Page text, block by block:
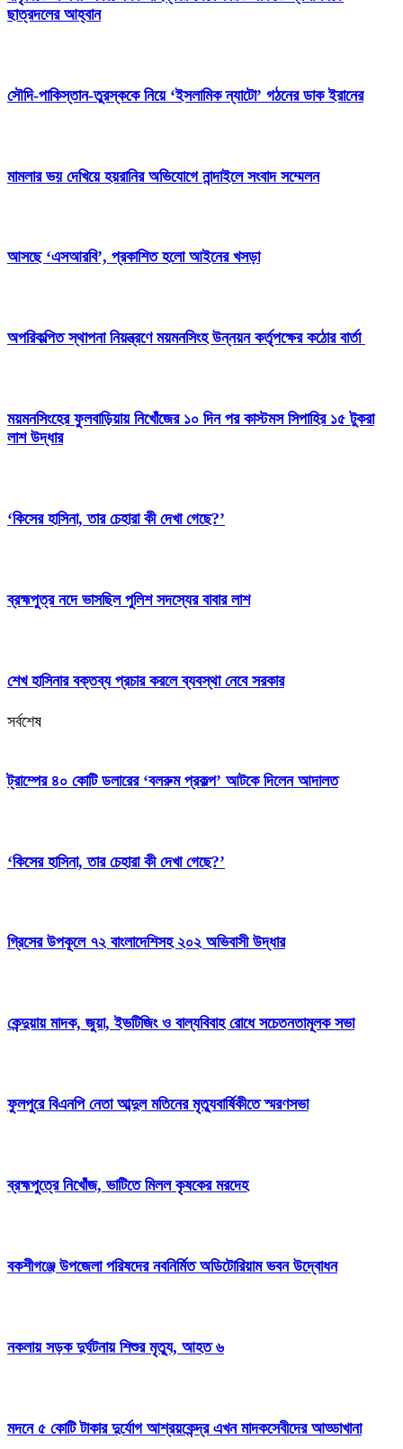
ছাত্রদলের আহ্বান
সৌদি-পাকিস্তান-তুরস্ককে নিয়ে ‘ইসলামিক ন্যাটো’ গঠনের ডাক ইরানের
মামলার ভয় দেখিয়ে হয়রানির অভিযোগে নান্দাইলে সংবাদ সম্মেলন
আসছে ‘এসআরবি’, প্রকাশিত হলো আইনের খসড়া
অপরিকল্পিত স্থাপনা নিয়ন্ত্রণে ময়মনসিংহ উন্নয়ন কর্তৃপক্ষের কঠোর বার্তা
ময়মনসিংহের ফুলবাড়িয়ায় নিখোঁজের ১০ দিন পর কাস্টমস সিপাহির ১৫ টুকরা
লাশ উদ্ধার
‘কিসের হাসিনা, তার চেহারা কী দেখা গেছে?’
ব্রহ্মপুত্র নদে ভাসছিল পুলিশ সদস্যের বাবার লাশ
শেখ হাসিনার বক্তব্য প্রচার করলে ব্যবস্থা নেবে সরকার
সর্বশেষ
ট্রাম্পের ৪০ কোটি ডলারের ‘বলরুম প্রকল্প’ আটকে দিলেন আদালত
‘কিসের হাসিনা, তার চেহারা কী দেখা গেছে?’
গ্রিসের উপকূলে ৭২ বাংলাদেশিসহ ২০২ অভিবাসী উদ্ধার
কেন্দুয়ায় মাদক, জুয়া, ইভটিজিং ও বাল্যবিবাহ রোধে সচেতনতামূলক সভা
ফুলপুরে বিএনপি নেতা আব্দুল মতিনের মৃত্যুবার্ষিকীতে স্মরণসভা
ব্রহ্মপুত্রে নিখোঁজ, ভাটিতে মিলল কৃষকের মরদেহ
বকশীগঞ্জে উপজেলা পরিষদের নবনির্মিত অডিটোরিয়াম ভবন উদ্বোধন
নকলায় সড়ক দুর্ঘটনায় শিশুর মৃত্যু, আহত ৬
মদনে ৫ কোটি টাকার দুর্যোগ আশ্রয়কেন্দ্র এখন মাদকসেবীদের আড্ডাখানা